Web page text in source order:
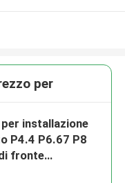
per
per installazione
P4.4 P6.67 P8
fronte